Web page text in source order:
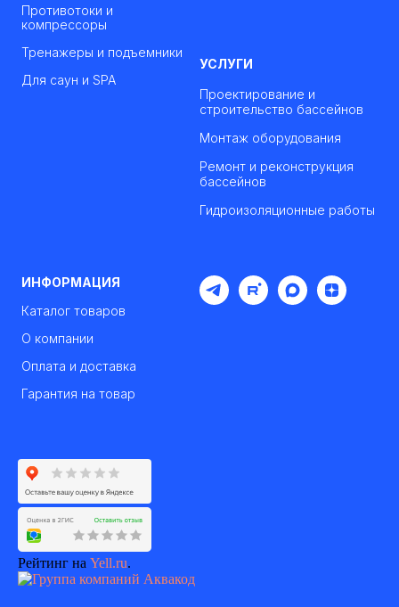
Противотоки и
компрессоры
Тренажеры и подъемники
Для саун и SPA
УСЛУГИ
Проектирование и
строительство бассейнов
Монтаж оборудования
Ремонт и реконструкция
бассейнов
Гидроизоляционные работы
ИНФОРМАЦИЯ
Каталог товаров
О компании
Оплата и доставка
Гарантия на товар
Рейтинг на Yell.ru.